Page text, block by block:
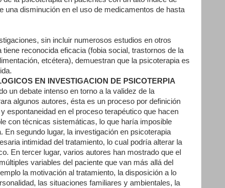
una disminución en el uso de medicamentos de hasta
sin incluir numerosos estudios en otros
reconocida eficacia (fobia social, trastornos de la
etcétera), demuestran que la psicoterapia es
EN INVESTIGACION DE PSICOTERPIA
un debate intenso en torno a la validez de la
algunos autores, ésta es un proceso por definición
espontaneidad en el proceso terapéutico que hacen
con técnicas sistemáticas, lo que haría imposible
En segundo lugar, la investigación en psicoterapia
intimidad del tratamiento, lo cual podría alterar la
En tercer lugar, varios autores han mostrado que el
variables del paciente que van más allá del
la motivación al tratamiento, la disposición a lo
las situaciones familiares y ambientales, la